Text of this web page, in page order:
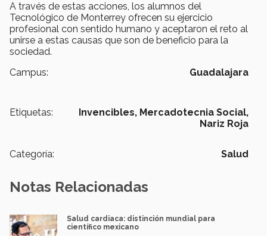
A través de estas acciones, los alumnos del
Tecnológico de Monterrey ofrecen su ejercicio
profesional con sentido humano y aceptaron el reto al
unirse a estas causas que son de beneficio para la
sociedad.
Campus:
Guadalajara
Etiquetas: Invencibles, Mercadotecnia Social,
Nariz Roja
Categoría: Salud
Notas Relacionadas
Salud cardiaca: distinción mundial para
científico mexicano